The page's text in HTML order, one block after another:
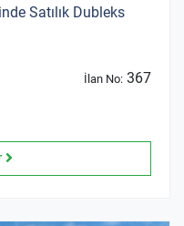
Satılık Dubleks
İlan No: 367